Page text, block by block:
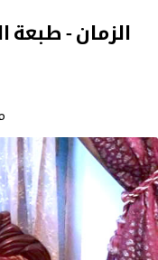
الزمان - طبعة